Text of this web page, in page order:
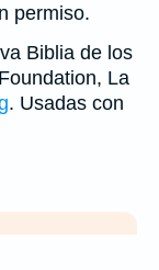
permiso.
Biblia de los
La
. Usadas con